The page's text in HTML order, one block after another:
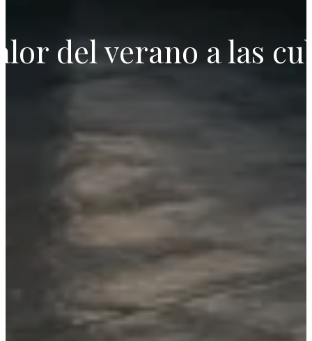
del verano a las